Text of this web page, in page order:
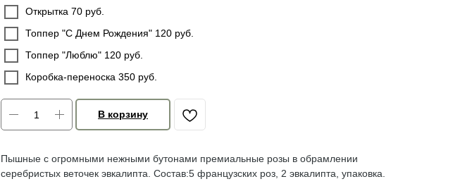
Открытка 70 руб.
Топпер "С Днем Рождения" 120 руб.
Топпер "Люблю" 120 руб.
Коробка-переноска 350 руб.
В корзину
Пышные с огромными нежными бутонами премиальные розы в обрамлении
серебристых веточек эвкалипта. Состав:5 французских роз, 2 эвкалипта, упаковка.